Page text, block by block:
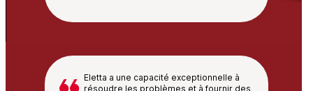
Eletta a une capacité exceptionnelle à
résoudre les problèmes et à fournir des